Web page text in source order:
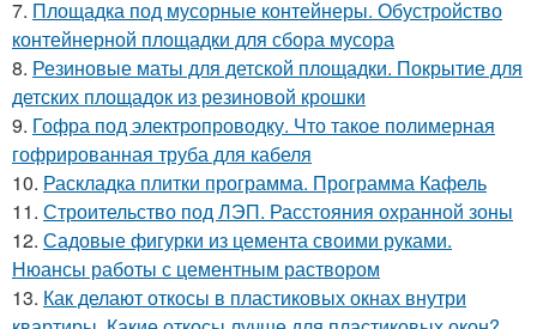
7. Площадка под мусорные контейнеры. Обустройство
контейнерной площадки для сбора мусора
8. Резиновые маты для детской площадки. Покрытие для
детских площадок из резиновой крошки
9. Гофра под электропроводку. Что такое полимерная
гофрированная труба для кабеля
10. Раскладка плитки программа. Программа Кафель
11. Строительство под ЛЭП. Расстояния охранной зоны
12. Садовые фигурки из цемента своими руками.
Нюансы работы с цементным раствором
13. Как делают откосы в пластиковых окнах внутри